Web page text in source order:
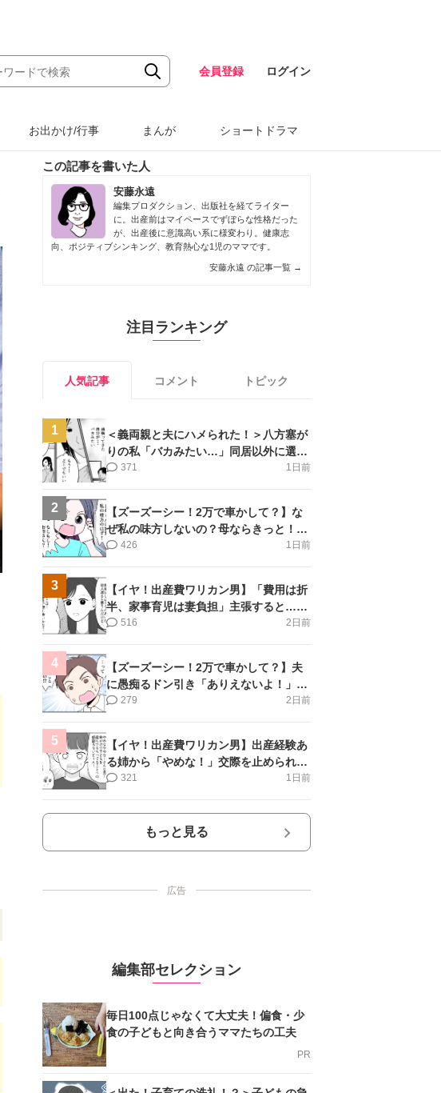
会員登録 ログイン
お出かけ/行事 まんが ショートドラマ
この記事を書いた人
安藤永遠
編集プロダクション、出版社を経てライター
に。出産前はマイペースでずぼらな性格だった
が、出産後に意識高い系に様変わり。健康志
向、ポジティブシンキング、教育熱心な1児のママです。
安藤永遠 の記事一覧 →
注目ランキング
人気記事 コメント トピック
1
＜義両親と夫にハメられた！＞八方塞が
りの私「バカみたい…」同居以外に選択
肢がない【第5話まんが】
1日前
371
2
【ズーズーシー！2万で車かして？】な
ぜ私の味方しないの？母ならきっと！＜
第17話＞#4コマ母道場
1日前
426
3
【イヤ！出産費ワリカン男】「費用は折
半、家事育児は妻負担」主張すると…＜
第11話＞#4コマ母道場
2日前
516
4
【ズーズーシー！2万で車かして？】夫
に愚痴るドン引き「ありえないよ！」＜
第16話＞#4コマ母道場
2日前
279
5
【イヤ！出産費ワリカン男】出産経験あ
る姉から「やめな！」交際を止められ＜
第12話＞#4コマ母道場
1日前
321
もっと見る
広告
編集部セレクション
毎日100点じゃなくて大丈夫！偏食・少
食の子どもと向き合うママたちの工夫
PR